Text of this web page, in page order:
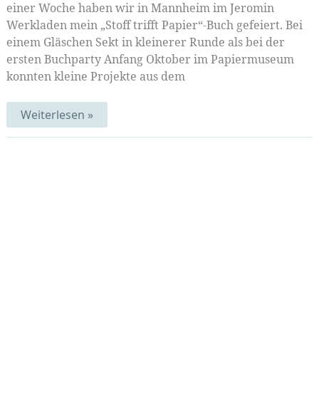
einer Woche haben wir in Mannheim im Jeromin
Werkladen mein „Stoff trifft Papier“-Buch gefeiert. Bei
einem Gläschen Sekt in kleinerer Runde als bei der
ersten Buchparty Anfang Oktober im Papiermuseum
konnten kleine Projekte aus dem
Gewebte
Tage
in
Weiterlesen »